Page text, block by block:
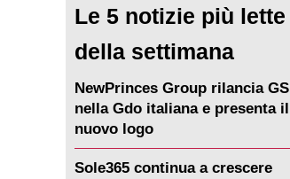
Le 5 notizie più lette
della settimana
NewPrinces Group rilancia GS
nella Gdo italiana e presenta il
nuovo logo
Sole365 continua a crescere